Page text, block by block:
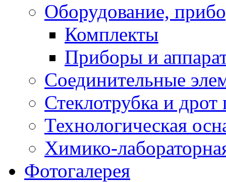
Оборудование,
Комплекты
Приборы и
Соединительные
Стеклотрубка и дрот
Технологическая
Химико-
Фотогалерея